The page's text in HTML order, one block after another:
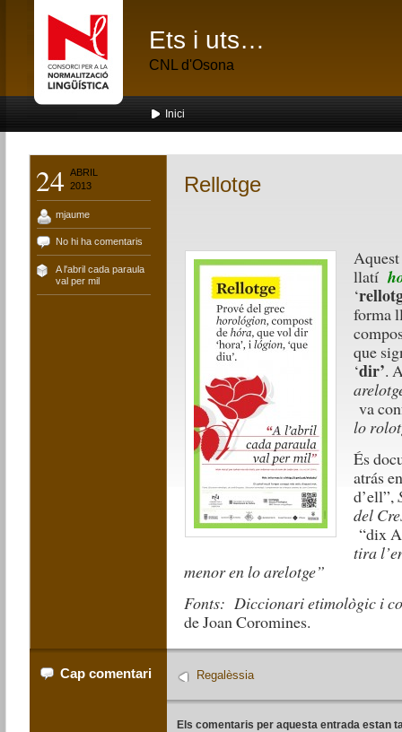
Ets i uts…
CNL d'Osona
Inici
24
ABRIL
2013
mjaume
No hi ha comentaris
A l'abril cada paraula
val per mil
Rellotge
llatí
‘
forma
que
‘dir’.
va
lo
És
atrás
d’ell”,
del
“dix
tira
menor en lo arelotge”
Fonts: Diccionari etimològic i
de Joan Coromines.
Cap comentari Regalèssia
Els comentaris per aquesta entrada estan